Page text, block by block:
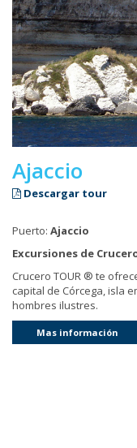
Ajaccio
Descargar tour
Puerto: Ajaccio
Excursiones de
Crucero TOUR ® te
capital de Córcega, isla
hombres ilustres.
Mas información